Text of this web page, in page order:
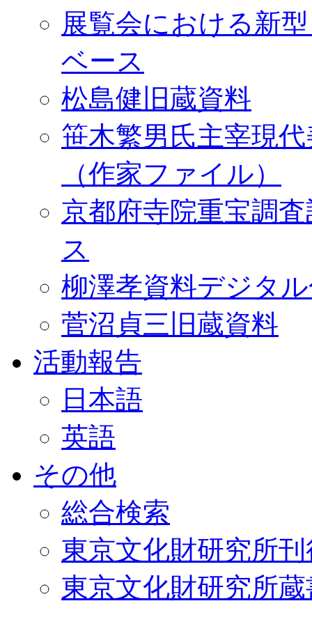
展覧会における新
ベース
松島健旧蔵資料
笹木繁男氏主宰現
（作家ファイル）
京都府寺院重宝調
ス
柳澤孝資料デジタ
菅沼貞三旧蔵資料
活動報告
日本語
英語
その他
総合検索
東京文化財研究所
東京文化財研究所